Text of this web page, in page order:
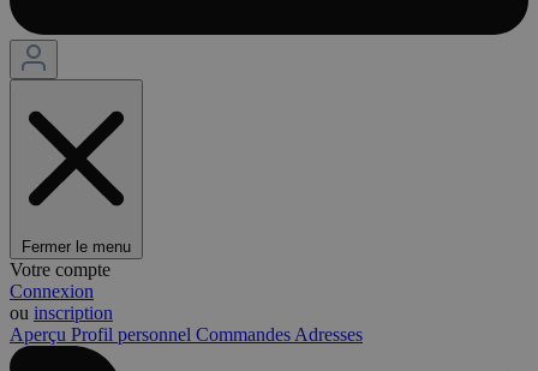
Fermer le menu
Votre compte
Connexion
ou inscription
Aperçu Profil personnel Commandes Adresses